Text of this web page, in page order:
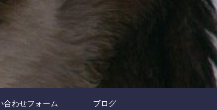
合わせフォーム ブログ